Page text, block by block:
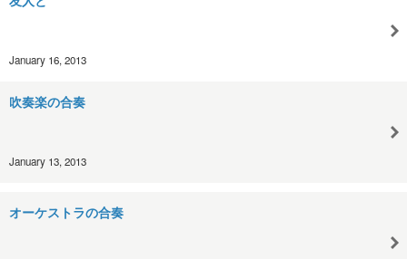
January 16, 2013
吹奏楽の合奏
January 13, 2013
オーケストラの合奏